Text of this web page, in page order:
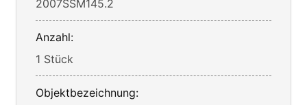
2007SSM145.2
Anzahl:
1 Stück
Objektbezeichnung: